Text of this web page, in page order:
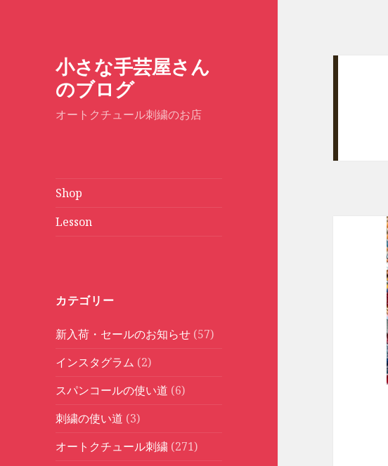
小さな手芸屋さん
のブログ
オートクチュール刺繍のお店
Shop
Lesson
カテゴリー
新入荷・セールのお知らせ (57)
インスタグラム (2)
スパンコールの使い道 (6)
刺繍の使い道 (3)
オートクチュール刺繍 (271)